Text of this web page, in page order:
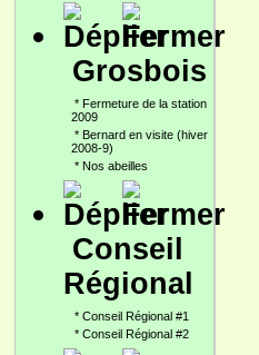
Grosbois
* Fermeture de la station
2009
* Bernard en visite (hiver
2008-9)
* Nos abeilles
Conseil
Régional
* Conseil Régional #1
* Conseil Régional #2